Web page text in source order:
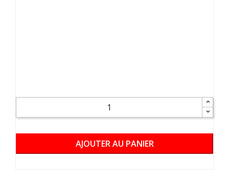
AJOUTER AU PANIER